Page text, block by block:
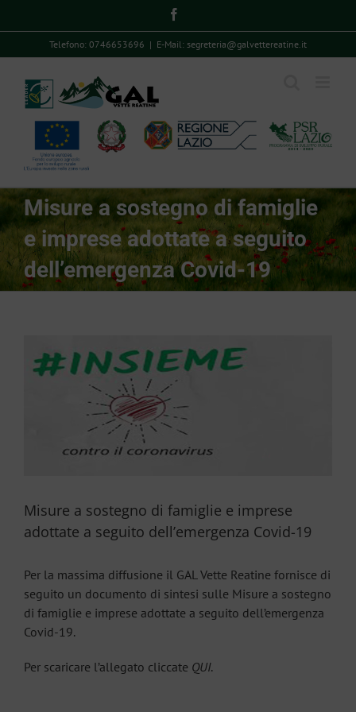
to
Telefono: 0746653696 | E-Mail: segreteria@galvettereatine.it
Misure a sostegno di famiglie
e imprese adottate a seguito
dell’emergenza Covid-19
Larger
Image
Misure a sostegno di famiglie e imprese
adottate a seguito dell’emergenza Covid-19
Per la massima diffusione il GAL Vette Reatine fornisce di
seguito un documento di sintesi sulle Misure a sostegno
di famiglie e imprese adottate a seguito dell’emergenza
Covid-19.
Per scaricare l’allegato cliccate QUI.